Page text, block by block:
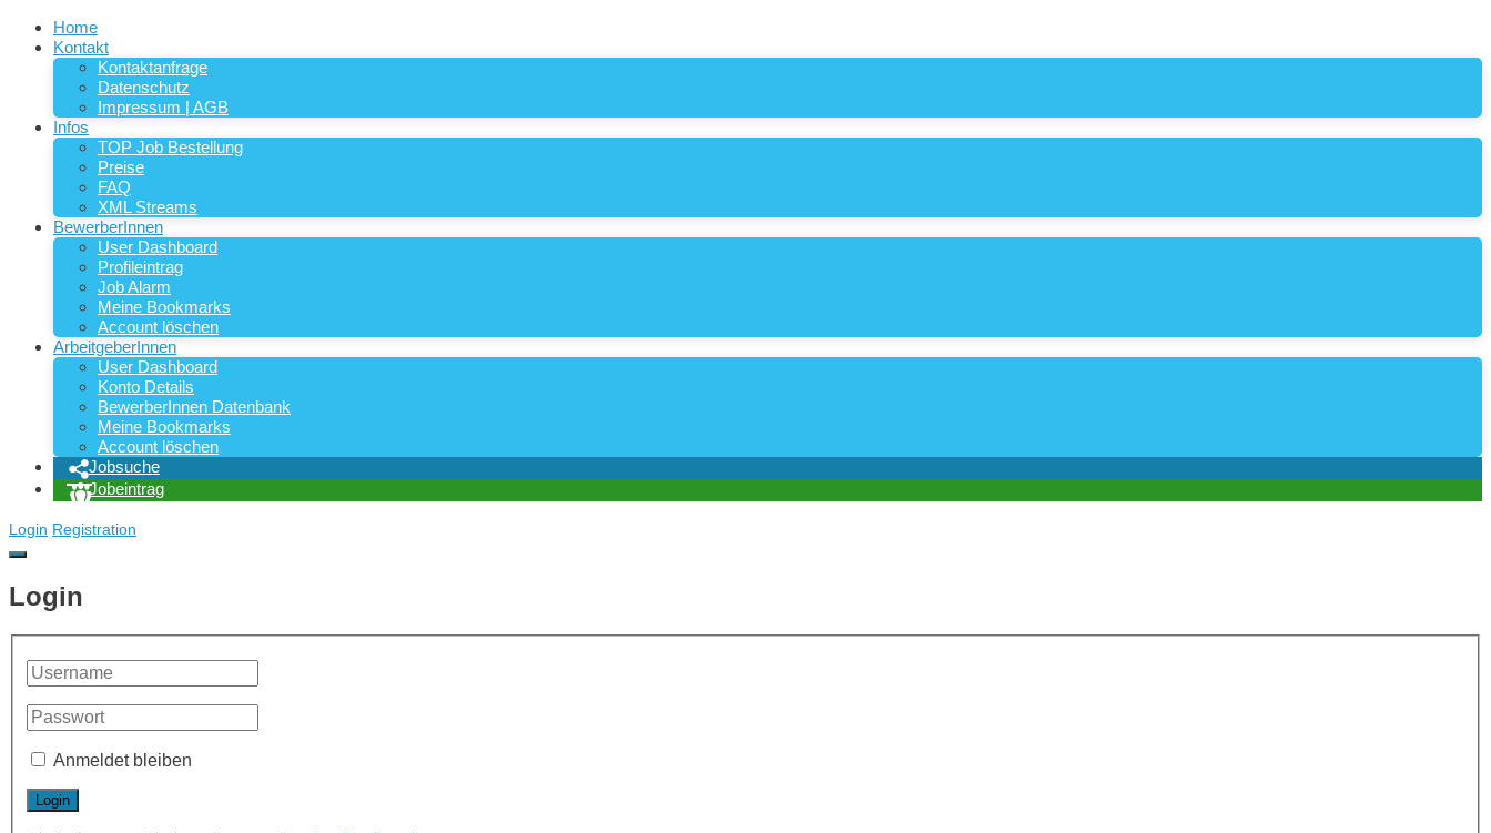
Home
Kontakt
Kontaktanfrage
Datenschutz
Impressum | AGB
Infos
TOP Job Bestellung
Preise
FAQ
XML Streams
BewerberInnen
User Dashboard
Profileintrag
Job Alarm
Meine Bookmarks
Account löschen
ArbeitgeberInnen
User Dashboard
Konto Details
BewerberInnen Datenbank
Meine Bookmarks
Account löschen
Jobsuche
Jobeintrag
Login Registration
Login
Anmeldet bleiben